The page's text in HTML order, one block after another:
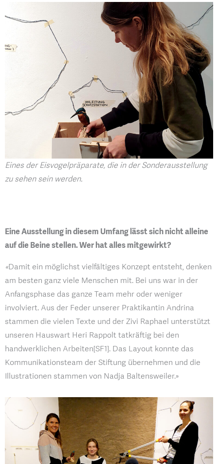
Eines der Eisvogelpräparate, die in der Sonderausstellung
zu sehen sein werden.
Eine Ausstellung in diesem Umfang lässt sich nicht alleine
auf die Beine stellen. Wer hat alles mitgewirkt?
«Damit ein möglichst vielfältiges Konzept entsteht, denken
am besten ganz viele Menschen mit. Bei uns war in der
Anfangsphase das ganze Team mehr oder weniger
involviert. Aus der Feder unserer Praktikantin Andrina
stammen die vielen Texte und der Zivi Raphael unterstützt
unseren Hauswart Heri Rappolt tatkräftig bei den
handwerklichen Arbeiten[SF1]. Das Layout konnte das
Kommunikationsteam der Stiftung übernehmen und die
Illustrationen stammen von Nadja Baltensweiler.»